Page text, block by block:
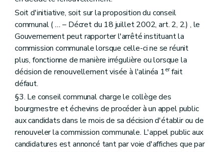
Chapitre premier
Intégration du patrimoine dans le cadre de vie de la société contemporaine
Art. 185
Art. 186
Chapitre II Définitions
Art. 187
Chapitre III
Missions, structures et fonctionnement de la Commission
Art. 188
Art. 189
Art. 191
Titre II De la protection, de la prévention, de la restauration
Chapitre premier Des mesures de protection
Section première De l'inventaire
Art. 192
Section 2
De la liste de sauvegarde
Art. 193
Soit d'initiative, soit sur la proposition du conseil
communal (...– Décret du 18 juillet 2002, art. 2, 2.) , le
Gouvernement peut rapporter l'arrêté instituant la
commission communale lorsque celle-ci ne se réunit
plus, fonctionne de manière irrégulière ou lorsque la
décision de renouvellement visée à l'alinéa 1erfait
défaut.
§3. Le conseil communal charge le collège des
bourgmestre et échevins de procéder à un appel public
aux candidats dans le mois de sa décision d'établir ou de
renouveler la commission communale. L'appel public aux
candidatures est annoncé tant par voie d'affiches que par